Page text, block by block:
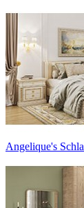
Angelique's